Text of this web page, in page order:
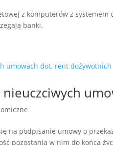
z komputerów z systemem
banki.
nieuczciwych
na podpisanie umowy o
pozostania w nim do końca